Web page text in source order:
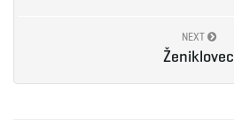
NEXT
Ženiklovec